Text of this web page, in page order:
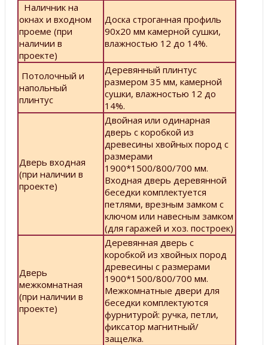
Наличник на
окнах и входном
проеме (при
наличии в
проекте)
Доска строганная профиль
90х20 мм камерной сушки,
влажностью 12 до 14%.
Потолочный и
напольный
плинтус
Деревянный плинтус
размером 35 мм, камерной
сушки, влажностью 12 до
14%.
Дверь входная
(при наличии в
проекте)
Двойная или одинарная
дверь с коробкой из
древесины хвойных пород с
размерами
1900*1500/800/700 мм.
Входная дверь деревянной
беседки комплектуется
петлями, врезным замком с
ключом или навесным замком
(для гаражей и хоз. построек)
Дверь
межкомнатная
(при наличии в
проекте)
Деревянная дверь с
коробкой из хвойных пород
древесины с размерами
1900*1500/800/700 мм.
Межкомнатные двери для
беседки комплектуются
фурнитурой: ручка, петли,
фиксатор магнитный/
защелка.